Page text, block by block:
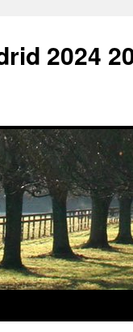
2024